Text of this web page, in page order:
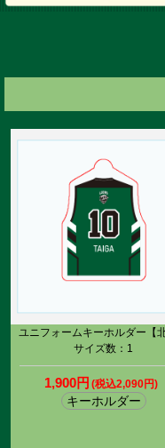
ユニフォームキーホルダー【北
サイズ数：1
1,900円 (税込2,090円)
キーホルダー